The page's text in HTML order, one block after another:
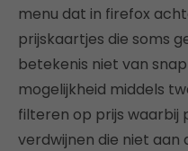
menu dat in firefox
prijskaartjes die soms
betekenis niet van
mogelijkheid middels
filteren op prijs waarbij
verdwijnen die niet